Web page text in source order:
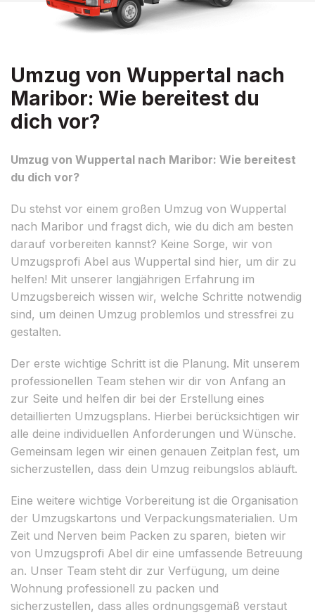
Umzug von Wuppertal nach
Maribor: Wie bereitest du
dich vor?
Umzug von Wuppertal nach Maribor: Wie bereitest
du dich vor?
Du stehst vor einem großen Umzug von Wuppertal
nach Maribor und fragst dich, wie du dich am besten
darauf vorbereiten kannst? Keine Sorge, wir von
Umzugsprofi Abel aus Wuppertal sind hier, um dir zu
helfen! Mit unserer langjährigen Erfahrung im
Umzugsbereich wissen wir, welche Schritte notwendig
sind, um deinen Umzug problemlos und stressfrei zu
gestalten.
Der erste wichtige Schritt ist die Planung. Mit unserem
professionellen Team stehen wir dir von Anfang an
zur Seite und helfen dir bei der Erstellung eines
detaillierten Umzugsplans. Hierbei berücksichtigen wir
alle deine individuellen Anforderungen und Wünsche.
Gemeinsam legen wir einen genauen Zeitplan fest, um
sicherzustellen, dass dein Umzug reibungslos abläuft.
Eine weitere wichtige Vorbereitung ist die Organisation
der Umzugskartons und Verpackungsmaterialien. Um
Zeit und Nerven beim Packen zu sparen, bieten wir
von Umzugsprofi Abel dir eine umfassende Betreuung
an. Unser Team steht dir zur Verfügung, um deine
Wohnung professionell zu packen und
sicherzustellen, dass alles ordnungsgemäß verstaut